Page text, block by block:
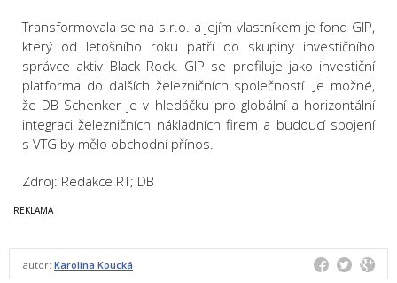
Transformovala se na s.r.o. a jejím vlastníkem je fond GIP,
který od letošního roku patří do skupiny investičního
správce aktiv Black Rock. GIP se profiluje jako investiční
platforma do dalších železničních společností. Je možné,
že DB Schenker je v hledáčku pro globální a horizontální
integraci železničních nákladních firem a budoucí spojení
s VTG by mělo obchodní přínos.
Zdroj: Redakce RT; DB
autor: Karolína Koucká